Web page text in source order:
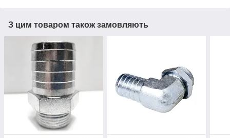
З цим товаром також замовляють